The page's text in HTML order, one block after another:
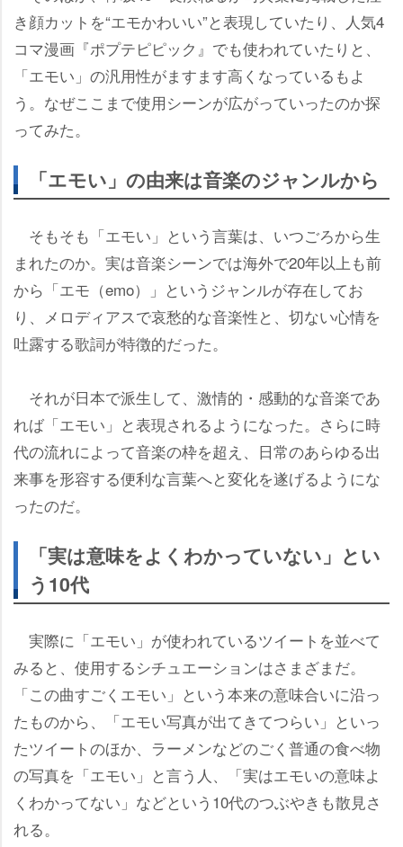
き顔カットを“エモかわいい”と表現していたり、人気4
コマ漫画『ポプテピピック』でも使われていたりと、
「エモい」の汎用性がますます高くなっているもよ
う。なぜここまで使用シーンが広がっていったのか探
ってみた。
「エモい」の由来は音楽のジャンルから
そもそも「エモい」という言葉は、いつごろから生
まれたのか。実は音楽シーンでは海外で20年以上も前
から「エモ（emo）」というジャンルが存在してお
り、メロディアスで哀愁的な音楽性と、切ない心情を
吐露する歌詞が特徴的だった。
それが日本で派生して、激情的・感動的な音楽であ
れば「エモい」と表現されるようになった。さらに時
代の流れによって音楽の枠を超え、日常のあらゆる出
来事を形容する便利な言葉へと変化を遂げるようにな
ったのだ。
「実は意味をよくわかっていない」とい
う10代
実際に「エモい」が使われているツイートを並べて
みると、使用するシチュエーションはさまざまだ。
「この曲すごくエモい」という本来の意味合いに沿っ
たものから、「エモい写真が出てきてつらい」といっ
たツイートのほか、ラーメンなどのごく普通の食べ物
の写真を「エモい」と言う人、「実はエモいの意味よ
くわかってない」などという10代のつぶやきも散見さ
れる。